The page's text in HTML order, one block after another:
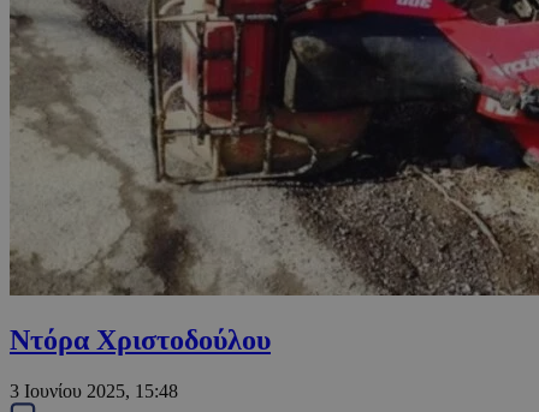
Ντόρα Χριστοδούλου
3 Ιουνίου 2025, 15:48